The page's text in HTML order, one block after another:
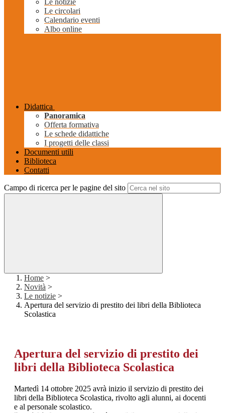
Le notizie
Le circolari
Calendario eventi
Albo online
Didattica
Panoramica
Offerta formativa
Le schede didattiche
I progetti delle classi
Documenti utili
Biblioteca
Contatti
Campo di ricerca per le pagine del sito
Home >
Novità >
Le notizie >
Apertura del servizio di prestito dei libri della Biblioteca
Scolastica
Apertura del servizio di prestito dei
libri della Biblioteca Scolastica
Martedì 14 ottobre 2025 avrà inizio il servizio di prestito dei
libri della Biblioteca Scolastica, rivolto agli alunni, ai docenti
e al personale scolastico.